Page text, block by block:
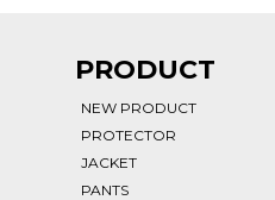
PRODUCT
NEW PRODUCT
PROTECTOR
JACKET
PANTS